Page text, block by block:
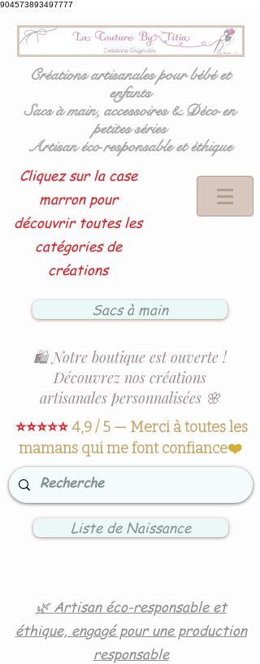
904573893497777
Créations artisanales pour bébé et
enfants
Sacs à main, accessoires & Déco en
petites séries
Artisan éco responsable et éthique
Cliquez sur la case
marron pour
découvrir toutes les
catégories de
créations
Sacs à main
🛍️ Notre boutique est ouverte !
Découvrez nos créations
artisanales personnalisées 🌸
⭐⭐⭐⭐⭐4,9 / 5 — Merci à toutes les
mamans qui me font confiance❤️
Liste de Naissance
🌿 Artisan éco-responsable et
éthique, engagé pour une production
responsable